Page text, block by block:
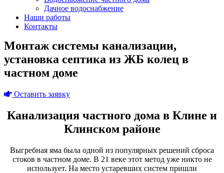
Дачное водоснабжение
Наши работы
Контакты
Монтаж системы канализации,
установка септика из ЖБ колец в
частном доме
Оставить заявку
Канализация частного дома в Клине и
Клинском районе
Выгребная яма была одной из популярных решений сброса
стоков в частном доме. В 21 веке этот метод уже никто не
использует. На место устаревших систем пришли